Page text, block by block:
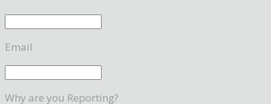
Email
Why are you Reporting?